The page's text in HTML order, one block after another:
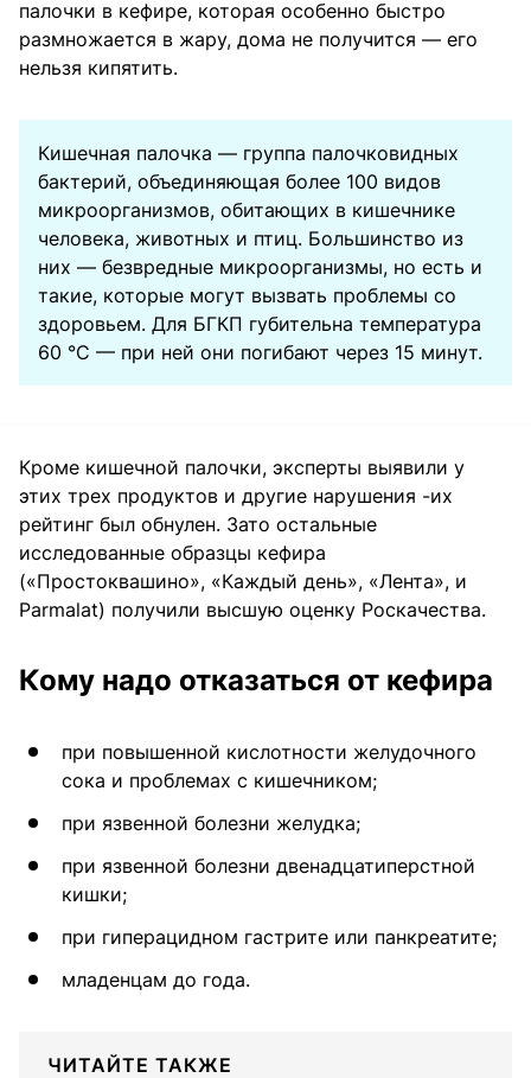
палочки в кефире, которая особенно быстро
размножается в жару, дома не получится — его
нельзя кипятить.
Кишечная палочка — группа палочковидных
бактерий, объединяющая более 100 видов
микроорганизмов, обитающих в кишечнике
человека, животных и птиц. Большинство из
них — безвредные микроорганизмы, но есть и
такие, которые могут вызвать проблемы со
здоровьем. Для БГКП губительна температура
60 °С — при ней они погибают через 15 минут.
Кроме кишечной палочки, эксперты выявили у
этих трех продуктов и другие нарушения -их
рейтинг был обнулен. Зато остальные
исследованные образцы кефира
(«Простоквашино», «Каждый день», «Лента», и
Parmalat) получили высшую оценку Роскачества.
Кому надо отказаться от кефира
при повышенной кислотности желудочного
сока и проблемах с кишечником;
при язвенной болезни желудка;
при язвенной болезни двенадцатиперстной
кишки;
при гиперацидном гастрите или панкреатите;
младенцам до года.
ЧИТАЙТЕ ТАКЖЕ